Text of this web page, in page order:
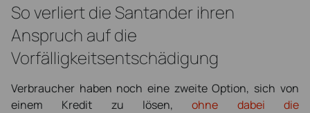
So verliert die Santander ihren
Anspruch auf die
Vorfälligkeitsentschädigung
Verbraucher haben noch eine zweite Option, sich von
einem Kredit zu lösen,ohne dabei die